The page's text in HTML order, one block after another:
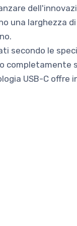
una larghezza
secondo le
completamente
USB-C offre